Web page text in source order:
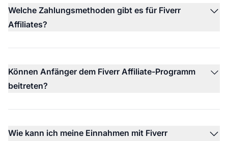
Welche Zahlungsmethoden gibt es für Fiverr
Affiliates?
Können Anfänger dem Fiverr Affiliate-Programm
beitreten?
Wie kann ich meine Einnahmen mit Fiverr